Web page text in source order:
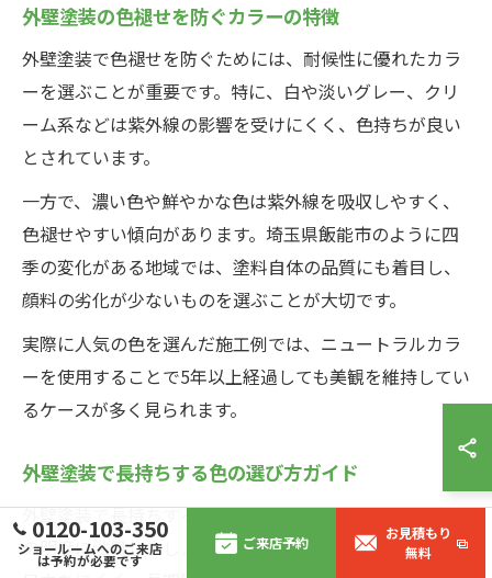
外壁塗装の色褪せを防ぐカラーの特徴
外壁塗装で色褪せを防ぐためには、耐候性に優れたカラ
ーを選ぶことが重要です。特に、白や淡いグレー、クリ
ーム系などは紫外線の影響を受けにくく、色持ちが良い
とされています。
一方で、濃い色や鮮やかな色は紫外線を吸収しやすく、
色褪せやすい傾向があります。埼玉県飯能市のように四
季の変化がある地域では、塗料自体の品質にも着目し、
顔料の劣化が少ないものを選ぶことが大切です。
実際に人気の色を選んだ施工例では、ニュートラルカラ
ーを使用することで5年以上経過しても美観を維持してい
るケースが多く見られます。
外壁塗装で長持ちする色の選び方ガイド
外壁塗装で長持ちする色を選ぶ際は、塗料の耐久性と色
の明度に注目しましょう。明るめの色は汚れや色褪せが
0120-103-350
ショールームへのご来店
は予約が必要です
ご来店予約
お見積もり
無料